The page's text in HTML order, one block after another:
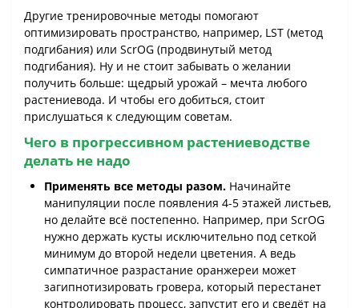
Другие тренировочные методы помогают
оптимизировать пространство, например, LST (метод
подгибания) или ScrOG (продвинутый метод
подгибания). Ну и не стоит забывать о желании
получить больше: щедрый урожай – мечта любого
растениевода. И чтобы его добиться, стоит
прислушаться к следующим советам.
Чего в прогрессивном растениеводстве
делать не надо
Применять все методы разом. Начинайте
манипуляции после появления 4-5 этажей листьев,
но делайте всё постепенно. Например, при ScrOG
нужно держать кусты исключительно под сеткой
минимум до второй недели цветения. А ведь
симпатичное разрастание оранжереи может
загипнотизировать гровера, который перестанет
контролировать процесс, запустит его и сведёт на